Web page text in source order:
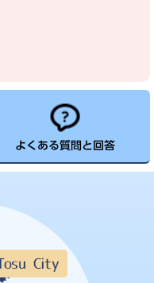
よくある質問と回答